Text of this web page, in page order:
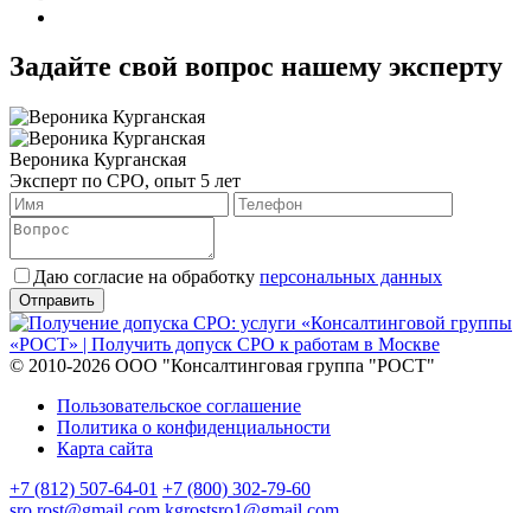
Задайте свой вопрос нашему эксперту
Вероника Курганская
Эксперт по СРО, опыт 5 лет
Даю согласие на обработку персональных данных
© 2010-2026 ООО "Консалтинговая группа "РОСТ"
Пользовательское соглашение
Политика о конфиденциальности
Карта сайта
+7 (812) 507-64-01 +7 (800) 302-79-60